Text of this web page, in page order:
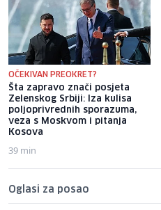
OČEKIVAN PREOKRET?
Šta zapravo znači posjeta
Zelenskog Srbiji: Iza kulisa
poljoprivrednih sporazuma,
veza s Moskvom i pitanja
Kosova
39 min
Oglasi za posao